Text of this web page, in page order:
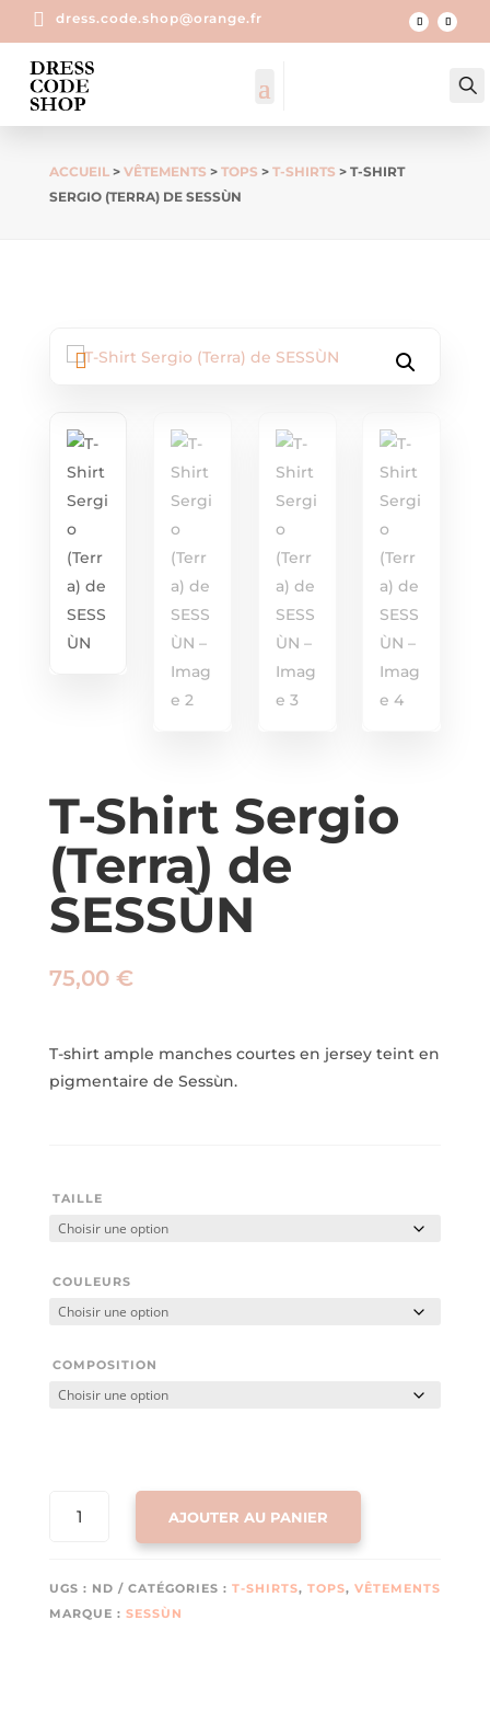
 dress.code.shop@orange.fr
ACCUEIL> VÊTEMENTS > TOPS > T-SHIRTS > T-SHIRT
SERGIO (TERRA) DE SESSÙN
T-Shirt Sergio
(Terra) de
SESSÙN
75,00 €
T-shirt ample manches courtes en jersey teint en
pigmentaire de Sessùn.
TAILLE
COULEURS
COMPOSITION
AJOUTER AU PANIER
UGS : ND CATÉGORIES : T-SHIRTS, TOPS, VÊTEMENTS
MARQUE : SESSÙN